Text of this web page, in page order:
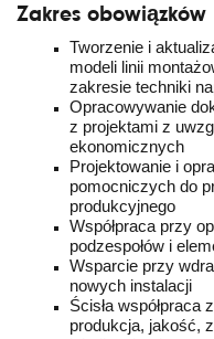
Zakres obowiązków
Tworzenie i
modeli linii
zakresie techniki
Opracowywanie
z projektami z
ekonomicznych
Projektowanie i
pomocniczych do
produkcyjnego
Współpraca przy
podzespołów i
Wsparcie przy
nowych instalacji
Ścisła współpraca
produkcja, jakość,